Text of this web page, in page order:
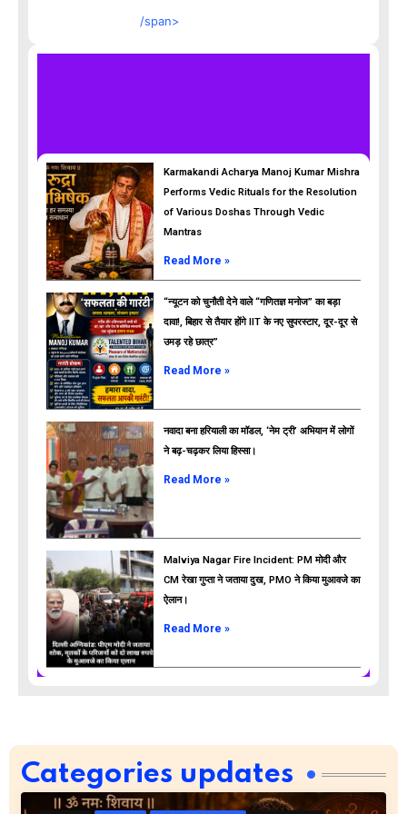
/span>
ads
Karmakandi Acharya Manoj Kumar Mishra
Performs Vedic Rituals for the Resolution
of Various Doshas Through Vedic
Mantras
Read More »
“न्यूटन को चुनौती देने वाले “गणितज्ञ मनोज” का बड़ा
दावा!, बिहार से तैयार होंगे IIT के नए सुपरस्टार, दूर-दूर से
उमड़ रहे छात्र”
Read More »
नवादा बना हरियाली का मॉडल, ‘नेम ट्री’ अभियान में लोगों
ने बढ़-चढ़कर लिया हिस्सा।
Read More »
Malviya Nagar Fire Incident: PM मोदी और
CM रेखा गुप्ता ने जताया दुख, PMO ने किया मुआवजे का
ऐलान।
Read More »
Categories updates